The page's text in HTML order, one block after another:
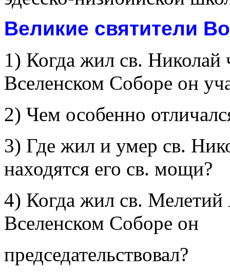
Великие святители
1) Когда жил св. Николай
Вселенском Соборе он
2) Чем особенно
3) Где жил и умер св.
находятся его св. мощи?
4) Когда жил св.
Вселенском Соборе он
председательствовал?